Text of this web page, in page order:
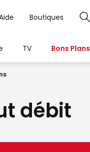
Boutiques
TV Bons Plans
débit